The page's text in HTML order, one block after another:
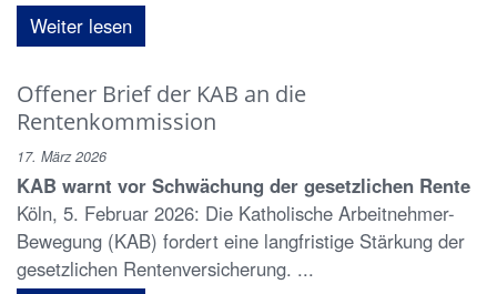
Weiter lesen
Offener Brief der KAB an die
Rentenkommission
17. März 2026
KAB warnt vor Schwächung der gesetzlichen Rente
Köln, 5. Februar 2026: Die Katholische Arbeitnehmer-
Bewegung (KAB) fordert eine langfristige Stärkung der
gesetzlichen Rentenversicherung. ...